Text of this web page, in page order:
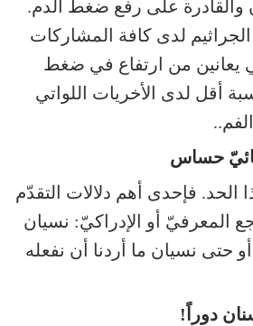
والقادرة على رفع ضغط الدم.
لدى كافة المشاركات
يعانين من ارتفاع في ضغط
أقل لدى الأخريات اللواتي
حساس
الحد. فإحدى أهم دلالات التقدّم
المعرفيّ أو الإدراكيّ: نسيان
أو حتى نسيان ما أردنا أن نفعله
دوراً!